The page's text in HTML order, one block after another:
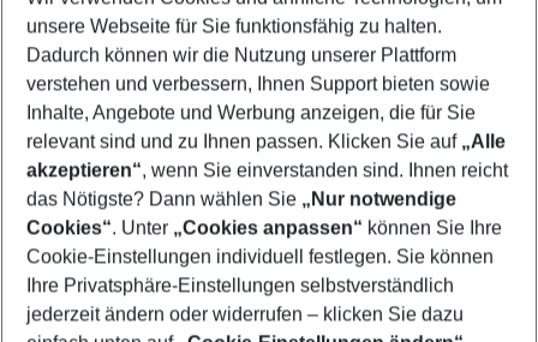
Select your date range
11/08/26–09/08/27 5-8 nights
Who will travel
2 adults No children
Show more filter
Footer
unsere Webseite für Sie funktionsfähig zu halten.
Dadurch können wir die Nutzung unserer Plattform
verstehen und verbessern, Ihnen Support bieten sowie
Inhalte, Angebote und Werbung anzeigen, die für Sie
relevant sind und zu Ihnen passen. Klicken Sie auf „Alle
akzeptieren“, wenn Sie einverstanden sind. Ihnen reicht
das Nötigste? Dann wählen Sie „Nur notwendige
Cookies“. Unter „Cookies anpassen“ können Sie Ihre
Cookie-Einstellungen individuell festlegen. Sie können
Ihre Privatsphäre-Einstellungen selbstverständlich
jederzeit ändern oder widerrufen – klicken Sie dazu